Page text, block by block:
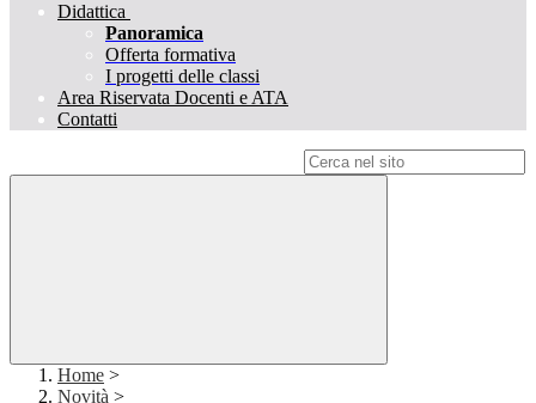
Didattica
Panoramica
Offerta formativa
I progetti delle classi
Area Riservata Docenti e ATA
Contatti
Home >
Novità >